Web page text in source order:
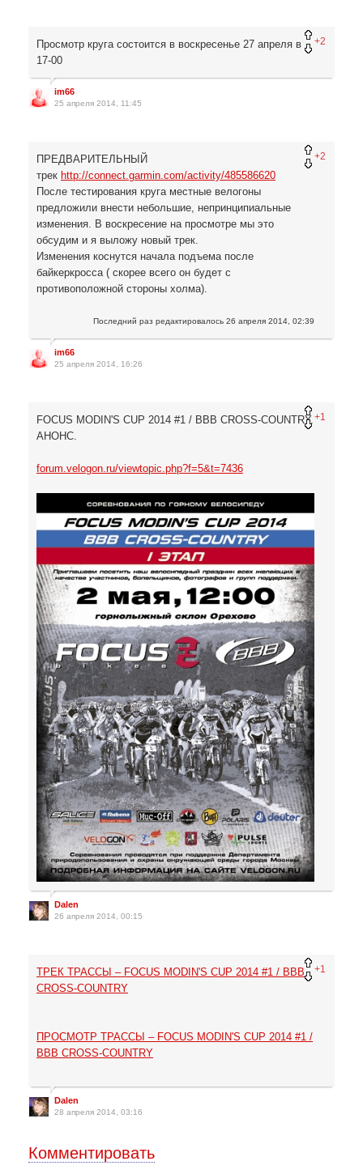
+2
Просмотр круга состоится в воскресенье 27 апреля в
17-00
im66
25 апреля 2014, 11:45
+2
ПРЕДВАРИТЕЛЬНЫЙ
трек http://connect.garmin.com/activity/485586620
После тестирования круга местные велогоны
предложили внести небольшие, непринципиальные
изменения. В воскресение на просмотре мы это
обсудим и я выложу новый трек.
Изменения коснутся начала подъема после
байкеркросса ( скорее всего он будет с
противоположной стороны холма).
Последний раз редактировалось 26 апреля 2014, 02:39
im66
25 апреля 2014, 16:26
+1
FOCUS MODIN'S CUP 2014 #1 / BBB CROSS-COUNTRY.
АНОНС.
forum.velogon.ru/viewtopic.php?f=5&t=7436
Dalen
26 апреля 2014, 00:15
+1
ТРЕК ТРАССЫ – FOCUS MODIN'S CUP 2014 #1 / BBB
CROSS-COUNTRY
ПРОСМОТР ТРАССЫ – FOCUS MODIN'S CUP 2014 #1 /
BBB CROSS-COUNTRY
Dalen
28 апреля 2014, 03:16
Комментировать